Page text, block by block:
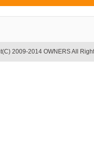
2009-2014 OWNERS All